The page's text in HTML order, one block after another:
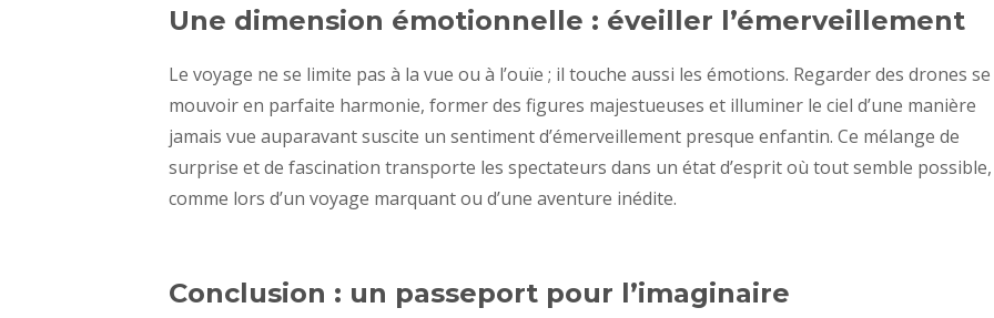
Une dimension émotionnelle : éveiller l’émerveillement
Le voyage ne se limite pas à la vue ou à l’ouïe ; il touche aussi les émotions. Regarder des drones se
mouvoir en parfaite harmonie, former des figures majestueuses et illuminer le ciel d’une manière
jamais vue auparavant suscite un sentiment d’émerveillement presque enfantin. Ce mélange de
surprise et de fascination transporte les spectateurs dans un état d’esprit où tout semble possible,
comme lors d’un voyage marquant ou d’une aventure inédite.
Conclusion : un passeport pour l’imaginaire